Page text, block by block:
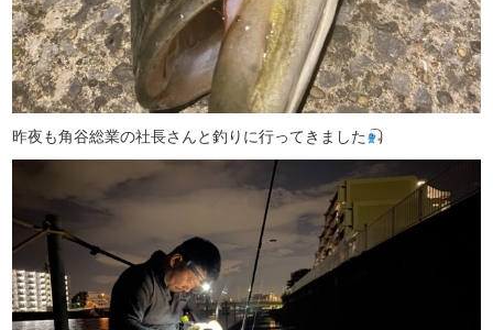
昨夜も角谷総業の社長さんと釣りに行ってきました